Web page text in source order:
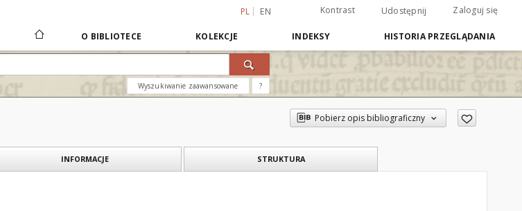
PL EN Kontrast Udostępnij Zaloguj się
O BIBLIOTECE KOLEKCJE INDEKSY HISTORIA PRZEGLĄDANIA
Wyszukiwanie zaawansowane ?
Pobierz opis bibliograficzny
INFORMACJE STRUKTURA